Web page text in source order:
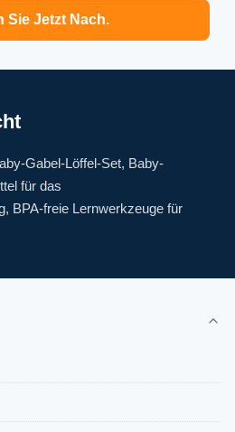
Sie Jetzt Nach.
Gabel-Löffel-Set, Baby-
für das
BPA-freie Lernwerkzeuge für